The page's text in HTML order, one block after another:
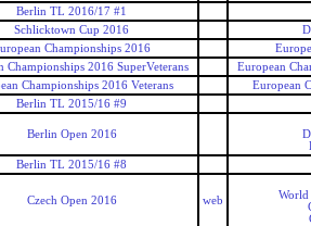
Berlin TL 2016/17 #1
Schlicktown Cup 2016
Championships 2016
Championships 2016 SuperVeterans
European
Championships 2016 Veterans
European
Berlin TL 2015/16 #9
Berlin Open 2016
Berlin TL 2015/16 #8
Czech Open 2016 web
World